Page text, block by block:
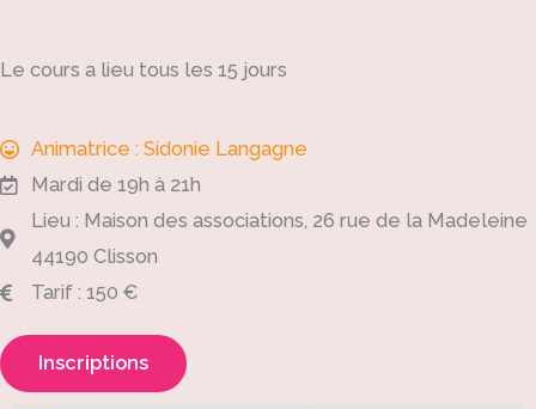
Le cours a lieu tous les 15 jours
Animatrice : Sidonie Langagne
Mardi de 19h à 21h
Lieu : Maison des associations, 26 rue de la Madeleine
44190 Clisson
Tarif : 150 €
Inscriptions